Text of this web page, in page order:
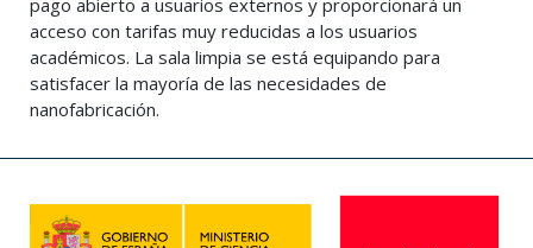
pago abierto a usuarios externos y proporcionará un
acceso con tarifas muy reducidas a los usuarios
académicos. La sala limpia se está equipando para
satisfacer la mayoría de las necesidades de
nanofabricación.